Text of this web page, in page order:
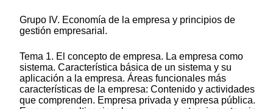
Grupo IV. Economía de la empresa y principios de
gestión empresarial.
Tema 1. El concepto de empresa. La empresa como
sistema. Característica básica de un sistema y su
aplicación a la empresa. Áreas funcionales más
características de la empresa: Contenido y actividades
que comprenden. Empresa privada y empresa pública.